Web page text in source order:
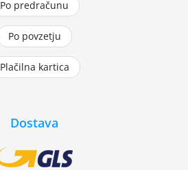
Po predračunu
Po povzetju
Plačilna kartica
Dostava